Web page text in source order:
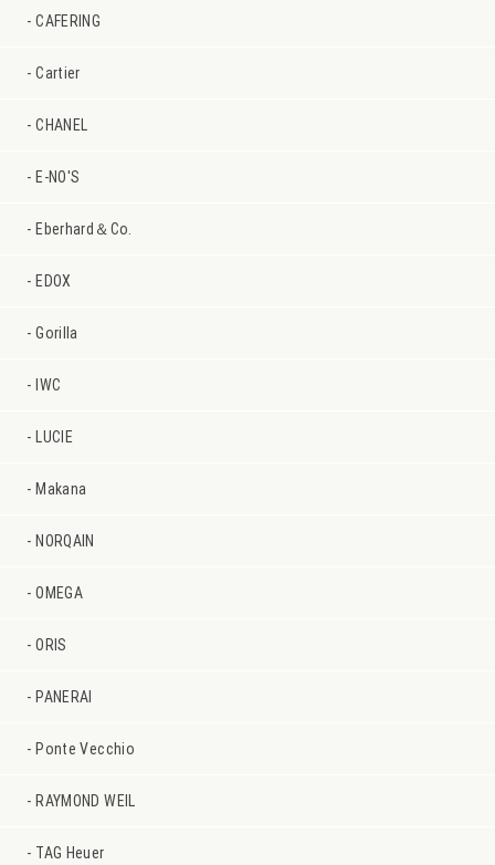
CAFERING
Cartier
CHANEL
E-NO'S
Eberhard＆Co.
EDOX
Gorilla
IWC
LUCIE
Makana
NORQAIN
OMEGA
ORIS
PANERAI
Ponte Vecchio
RAYMOND WEIL
TAG Heuer